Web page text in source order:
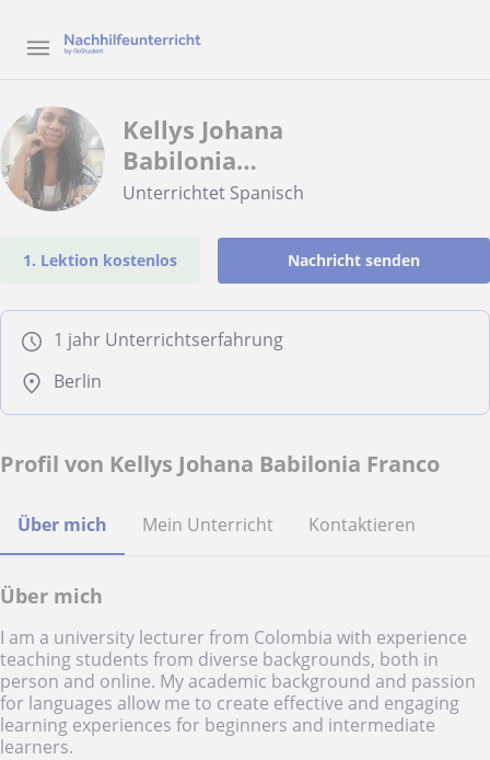
Kellys Johana
Babilonia
Franco
Unterrichtet Spanisch
1. Lektion kostenlos Nachricht senden
1 jahr Unterrichtserfahrung
Berlin
Profil von Kellys Johana Babilonia Franco
Über mich Mein Unterricht Kontaktieren
Über mich
I am a university lecturer from Colombia with experience
teaching students from diverse backgrounds, both in
person and online. My academic background and passion
for languages allow me to create effective and engaging
learning experiences for beginners and intermediate
learners.